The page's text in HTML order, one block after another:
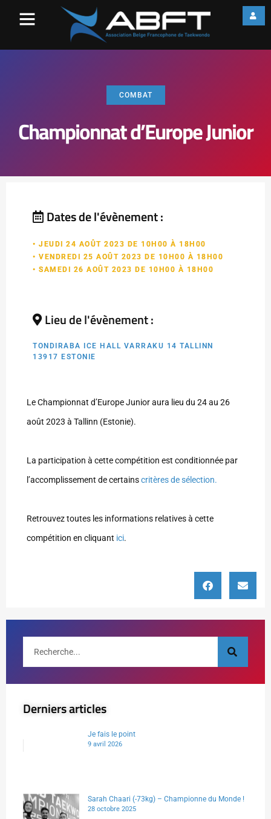
COMBAT
Championnat d’Europe Junior
Dates de l'évènement :
• JEUDI 24 AOÛT 2023 DE 10H00 À 18H00
• VENDREDI 25 AOÛT 2023 DE 10H00 À 18H00
• SAMEDI 26 AOÛT 2023 DE 10H00 À 18H00
Lieu de l'évènement :
TONDIRABA ICE HALL VARRAKU 14 TALLINN
13917 ESTONIE
Le Championnat d’Europe Junior aura lieu du 24 au 26
août 2023 à Tallinn (Estonie).
La participation à cette compétition est conditionnée par
l’accomplissement de certainscritères de sélection.
Retrouvez toutes les informations relatives à cette
compétition en cliquant ici.
Derniers articles
Je fais le point
9 avril 2026
Sarah Chaari (-73kg) – Championne du Monde !
28 octobre 2025